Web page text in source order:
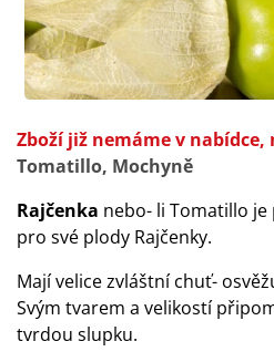
Zboží již nemáme v
Tomatillo, Mochyně
Rajčenka nebo- li Tomatillo
pro své plody Rajčenky.
Mají velice zvláštní chuť-
Svým tvarem a velikostí
tvrdou slupku.